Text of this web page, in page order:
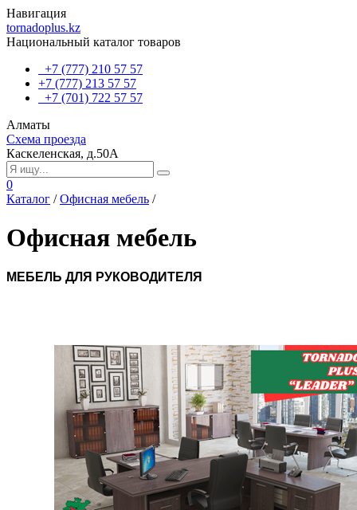
Навигация
tornadoplus.kz
Национальный каталог товаров
+7 (777) 210 57 57
+7 (777) 213 57 57
+7 (701) 722 57 57
Алматы
Схема проезда
Каскеленская, д.50А
0
Каталог /Офисная мебель /
Офисная мебель
МЕБЕЛЬ ДЛЯ РУКОВОДИТЕЛЯ